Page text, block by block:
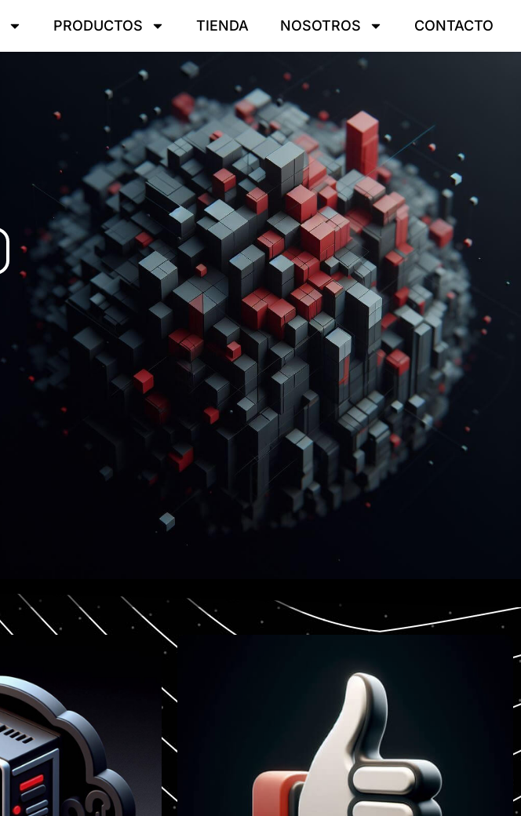
PRODUCTOS TIENDA NOSOTROS CONTACTO